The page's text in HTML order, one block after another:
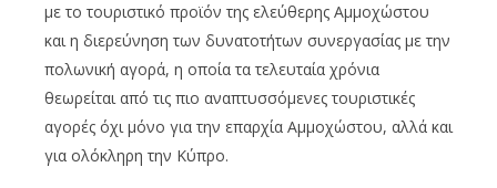
με το τουριστικό προϊόν της ελεύθερης Αμμοχώστου
και η διερεύνηση των δυνατοτήτων συνεργασίας με την
πολωνική αγορά, η οποία τα τελευταία χρόνια
θεωρείται από τις πιο αναπτυσσόμενες τουριστικές
αγορές όχι μόνο για την επαρχία Αμμοχώστου, αλλά και
για ολόκληρη την Κύπρο.